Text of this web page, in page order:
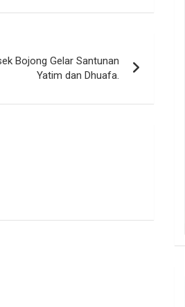
Bojong Gelar Santunan
Yatim dan Dhuafa.